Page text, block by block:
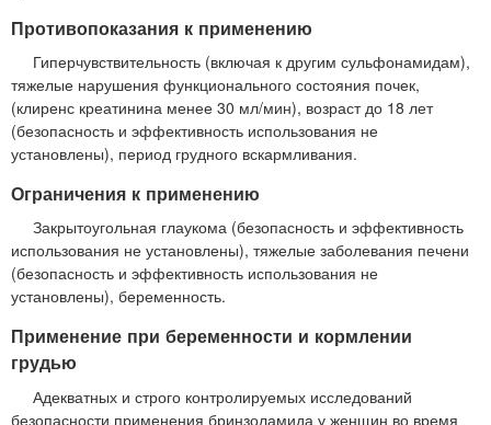
Противопоказания к применению
Гиперчувствительность (включая к другим сульфонамидам),
тяжелые нарушения функционального состояния почек,
(клиренс креатинина менее 30 мл/мин), возраст до 18 лет
(безопасность и эффективность использования не
установлены), период грудного вскармливания.
Ограничения к применению
Закрытоугольная глаукома (безопасность и эффективность
использования не установлены), тяжелые заболевания печени
(безопасность и эффективность использования не
установлены), беременность.
Применение при беременности и кормлении
грудью
Адекватных и строго контролируемых исследований
безопасности применения бринзоламида у женщин во время